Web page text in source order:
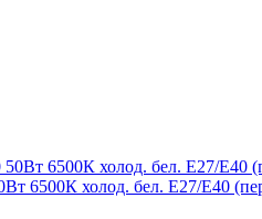
6500К холод. бел. E27/E40